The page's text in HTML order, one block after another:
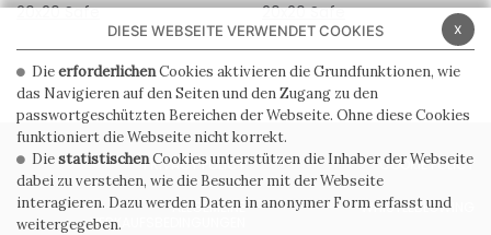
20x20 Safe
20x20 Safe
PRIVACY POLICY COOKIE POLICY
ALLGEMEINE
VERKAUFSBEDINGUNGEN
WHISTLEBLOWING
x
DIESE WEBSEITE VERWENDET COOKIES
DieerforderlichenCookies aktivieren die Grundfunktionen, wie
das Navigieren auf den Seiten und den Zugang zu den
passwortgeschützten Bereichen der Webseite. Ohne diese Cookies
funktioniert die Webseite nicht korrekt.
DiestatistischenCookies unterstützen die Inhaber der Webseite
dabei zu verstehen, wie die Besucher mit der Webseite
interagieren. Dazu werden Daten in anonymer Form erfasst und
weitergegeben.